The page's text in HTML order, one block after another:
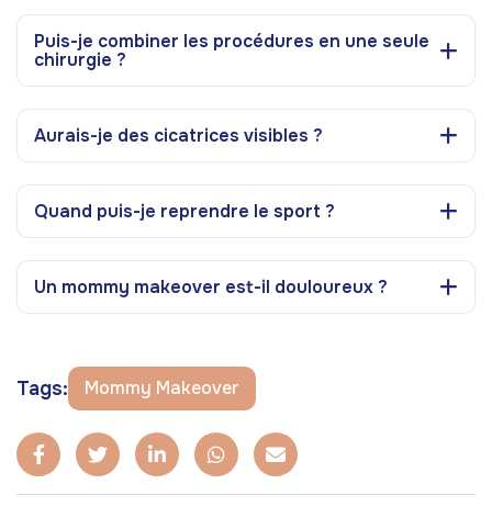
Puis-je combiner les procédures en une seule
chirurgie ?
Aurais-je des cicatrices visibles ?
Quand puis-je reprendre le sport ?
Un mommy makeover est-il douloureux ?
Tags: Mommy Makeover